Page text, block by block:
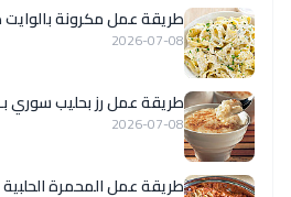
طريقة عمل مكرونة
2026-07-08
طريقة عمل رز بحليب سوري بـ 5
2026-07-08
طريقة عمل المحمرة الحلبية